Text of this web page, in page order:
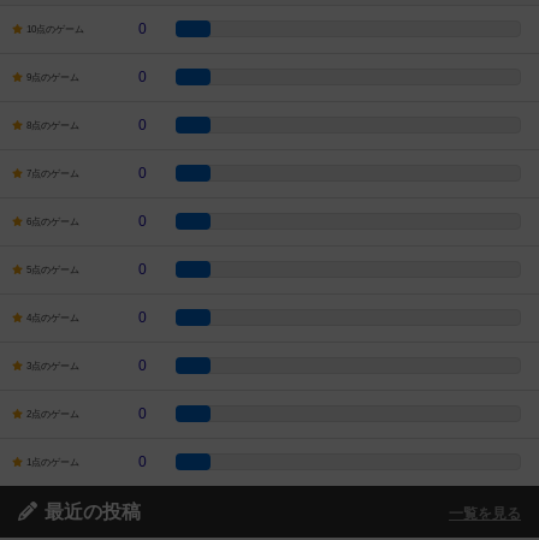
10点のゲーム 0
9点のゲーム 0
8点のゲーム 0
7点のゲーム 0
6点のゲーム 0
5点のゲーム 0
4点のゲーム 0
3点のゲーム 0
2点のゲーム 0
1点のゲーム 0
最近の投稿 一覧を見る